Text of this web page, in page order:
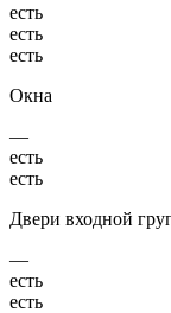
есть
есть
есть
Окна
—
есть
есть
Двери входной
—
есть
есть